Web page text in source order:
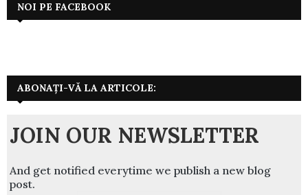
NOI PE FACEBOOK
ABONAȚI-VĂ LA ARTICOLE:
JOIN OUR NEWSLETTER
And get notified everytime we publish a new blog
post.